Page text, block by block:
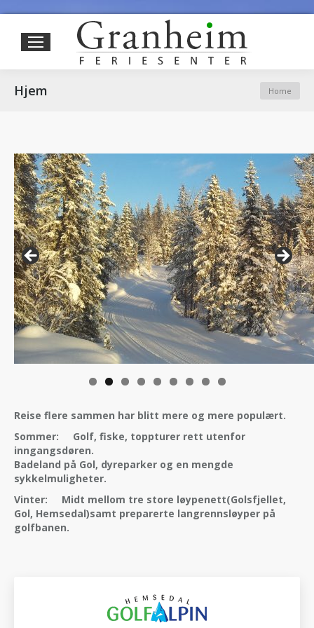
Hjem
You are
Home
Reise flere sammen har blitt mere og mere populært.
Sommer: Golf, fiske, toppturer rett utenfor
inngangsdøren.
Badeland på Gol, dyreparker og en mengde
sykkelmuligheter.
Vinter: Midt mellom tre store løypenett(Golsfjellet,
Gol, Hemsedal)samt preparerte langrennsløyper på
golfbanen.